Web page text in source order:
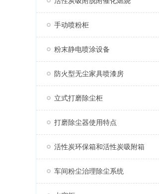
手动喷粉柜
粉末静电喷涂设备
防火型无尘家具喷漆房
立式打磨除尘柜
打磨除尘器使用特点
活性炭环保箱和活性炭吸附箱
车间粉尘治理除尘系统